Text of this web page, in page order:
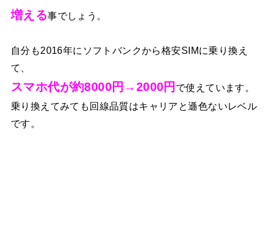
増える事でしょう。
自分も2016年にソフトバンクから格安SIMに乗り換え
て、
スマホ代が約8000円→2000円 で使えています。
乗り換えてみても回線品質はキャリアと遜色ないレベル
です。